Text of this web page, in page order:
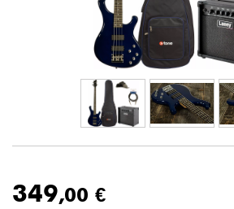
Auriculares
Micros
349,00 €